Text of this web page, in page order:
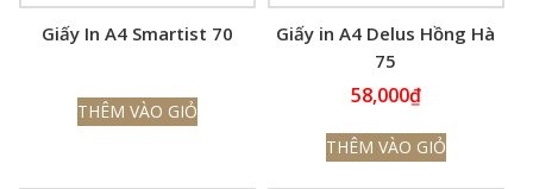
Giấy In A4 Smartist 70
THÊM VÀO GIỎ
Giấy in A4 Delus Hồng Hà
75
58,000₫
THÊM VÀO GIỎ